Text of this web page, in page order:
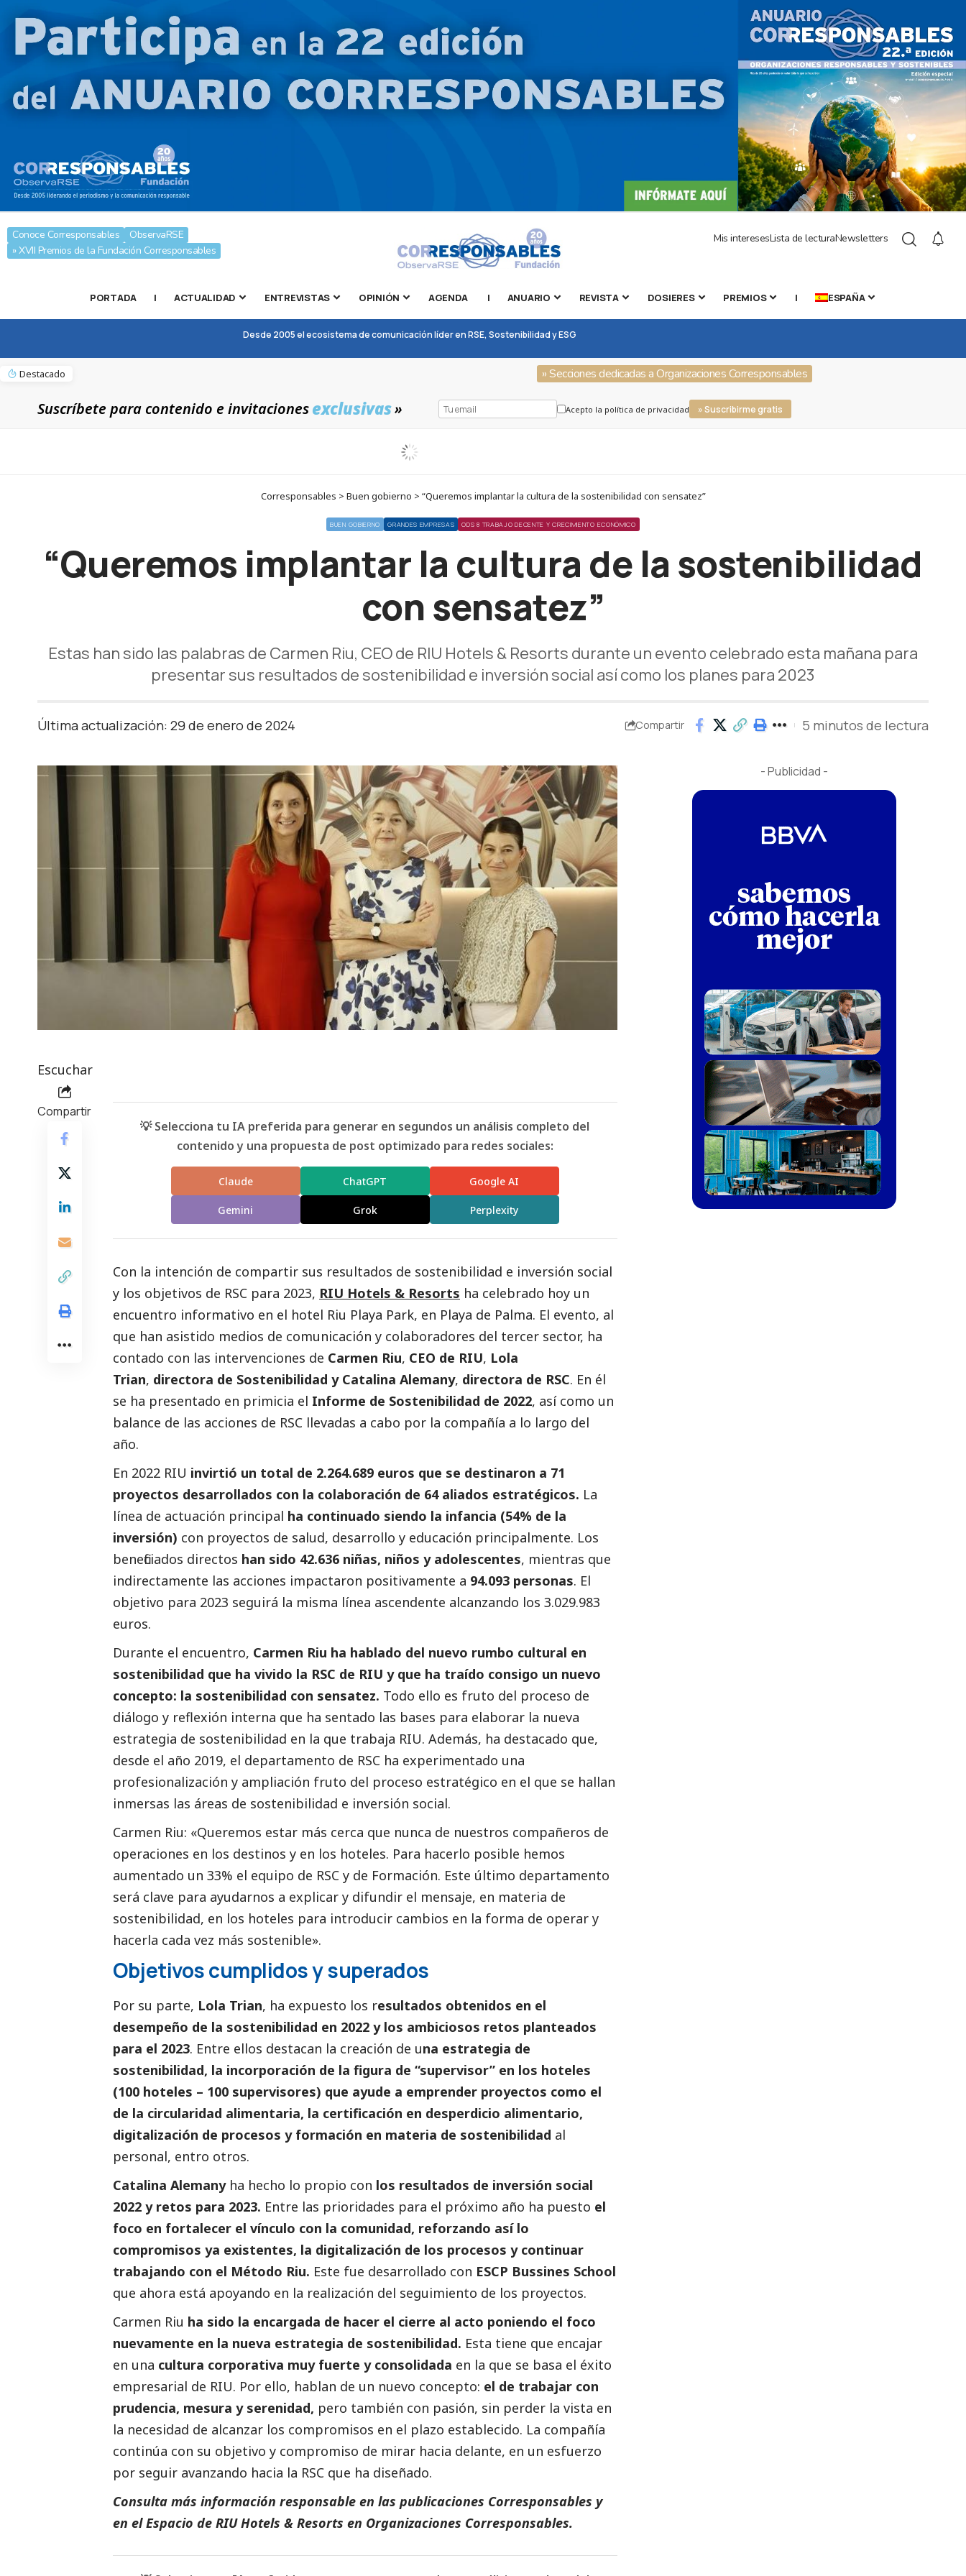
Conoce Corresponsables
ObservaRSE
» XVII Premios de la Fundación Corresponsables
Mis interesesLista de lecturaNewsletters
PORTADA | ACTUALIDAD ENTREVISTAS OPINIÓN AGENDA | ANUARIO REVISTA DOSIERES PREMIOS | ESPAÑA
Desde 2005 el ecosistema de comunicación líder en RSE, Sostenibilidad y ESG
Destacado » Secciones dedicadas a Organizaciones Corresponsables
Suscríbete para contenido e invitacionesexclusivas» Acepto la política de privacidad » Suscribirme gratis
Corresponsables > Buen gobierno > “Queremos implantar la cultura de la sostenibilidad con sensatez”
BUEN GOBIERNO GRANDES EMPRESAS ODS 8 TRABAJO DECENTE Y CRECIMIENTO ECONÓMICO
“Queremos implantar la cultura de la sostenibilidad
con sensatez”
Estas han sido las palabras de Carmen Riu, CEO de RIU Hotels & Resorts durante un evento celebrado esta mañana para
presentar sus resultados de sostenibilidad e inversión social así como los planes para 2023
Última actualización: 29 de enero de 2024 Compartir 5 minutos de lectura
Escuchar
Compartir
💡 Selecciona tu IA preferida para generar en segundos un análisis completo del
contenido y una propuesta de post optimizado para redes sociales:
Claude ChatGPT Google AI
Gemini Grok Perplexity
Con la intención de compartir sus resultados de sostenibilidad e inversión social
y los objetivos de RSC para 2023, RIU Hotels & Resorts ha celebrado hoy un
encuentro informativo en el hotel Riu Playa Park, en Playa de Palma. El evento, al
que han asistido medios de comunicación y colaboradores del tercer sector, ha
contado con las intervenciones de Carmen Riu, CEO de RIU, Lola
Trian, directora de Sostenibilidad y Catalina Alemany, directora de RSC. En él
se ha presentado en primicia el Informe de Sostenibilidad de 2022, así como un
balance de las acciones de RSC llevadas a cabo por la compañía a lo largo del
año.
En 2022 RIU invirtió un total de 2.264.689 euros que se destinaron a 71
proyectos desarrollados con la colaboración de 64 aliados estratégicos. La
línea de actuación principal ha continuado siendo la infancia (54% de la
inversión) con proyectos de salud, desarrollo y educación principalmente. Los
beneficiados directos han sido 42.636 niñas, niños y adolescentes, mientras que
indirectamente las acciones impactaron positivamente a 94.093 personas. El
objetivo para 2023 seguirá la misma línea ascendente alcanzando los 3.029.983
euros.
Durante el encuentro, Carmen Riu ha hablado del nuevo rumbo cultural en
sostenibilidad que ha vivido la RSC de RIU y que ha traído consigo un nuevo
concepto: la sostenibilidad con sensatez. Todo ello es fruto del proceso de
diálogo y reflexión interna que ha sentado las bases para elaborar la nueva
estrategia de sostenibilidad en la que trabaja RIU. Además, ha destacado que,
desde el año 2019, el departamento de RSC ha experimentado una
profesionalización y ampliación fruto del proceso estratégico en el que se hallan
inmersas las áreas de sostenibilidad e inversión social.
Carmen Riu: «Queremos estar más cerca que nunca de nuestros compañeros de
operaciones en los destinos y en los hoteles. Para hacerlo posible hemos
aumentado un 33% el equipo de RSC y de Formación. Este último departamento
será clave para ayudarnos a explicar y difundir el mensaje, en materia de
sostenibilidad, en los hoteles para introducir cambios en la forma de operar y
hacerla cada vez más sostenible».
Objetivos cumplidos y superados
Por su parte, Lola Trian, ha expuesto los resultados obtenidos en el
desempeño de la sostenibilidad en 2022 y los ambiciosos retos planteados
para el 2023. Entre ellos destacan la creación de una estrategia de
sostenibilidad, la incorporación de la figura de “supervisor” en los hoteles
(100 hoteles – 100 supervisores) que ayude a emprender proyectos como el
de la circularidad alimentaria, la certificación en desperdicio alimentario,
digitalización de procesos y formación en materia de sostenibilidad al
personal, entro otros.
Catalina Alemanyha hecho lo propio con los resultados de inversión social
2022 y retos para 2023. Entre las prioridades para el próximo año ha puesto el
foco en fortalecer el vínculo con la comunidad, reforzando así lo
compromisos ya existentes, la digitalización de los procesos y continuar
trabajando con el Método Riu. Este fue desarrollado con ESCP Bussines School
que ahora está apoyando en la realización del seguimiento de los proyectos.
Carmen Riu ha sido la encargada de hacer el cierre al acto poniendo el foco
nuevamente en la nueva estrategia de sostenibilidad. Esta tiene que encajar
en una cultura corporativa muy fuerte y consolidada en la que se basa el éxito
empresarial de RIU. Por ello, hablan de un nuevo concepto: el de trabajar con
prudencia, mesura y serenidad, pero también con pasión, sin perder la vista en
la necesidad de alcanzar los compromisos en el plazo establecido. La compañía
continúa con su objetivo y compromiso de mirar hacia delante, en un esfuerzo
por seguir avanzando hacia la RSC que ha diseñado.
Consulta más información responsable en las publicaciones Corresponsables y
en elEspacio de RIU Hotels & Resorts en Organizaciones Corresponsables.
- Publicidad -